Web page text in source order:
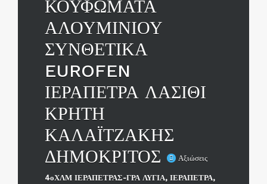
ΚΟΥΦΩΜΑΤΑ
ΑΛΟΥΜΙΝΙΟΥ
ΣΥΝΘΕΤΙΚΑ
EUROFEN
ΙΕΡΑΠΕΤΡΑ ΛΑΣΙΘΙ
ΚΡΗΤΗ
ΚΑΛΑΪΤΖΑΚΗΣ
ΔΗΜΟΚΡΙΤΟΣ
Αξιώσεις
4οΧΛΜ ΙΕΡΑΠΕΤΡΑΣ-ΓΡΑ ΛΥΓΙΑ, ΙΕΡΑΠΕΤΡΑ,